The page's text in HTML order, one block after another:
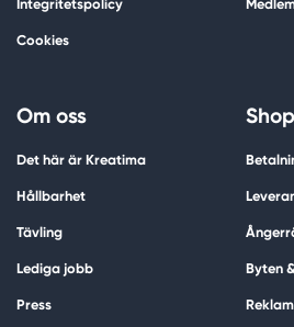
Integritetspolicy
Cookies
Om oss
Det här är Kreatima
Hållbarhet
Tävling
Lediga jobb
Press
Byten